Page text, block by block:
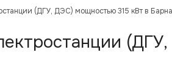
(ДГУ, ДЭС) мощностью 315 кВт в